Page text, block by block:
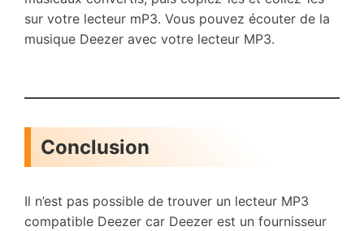
sur votre lecteur mP3. Vous pouvez écouter de la
musique Deezer avec votre lecteur MP3.
Conclusion
Il n’est pas possible de trouver un lecteur MP3
compatible Deezer car Deezer est un fournisseur